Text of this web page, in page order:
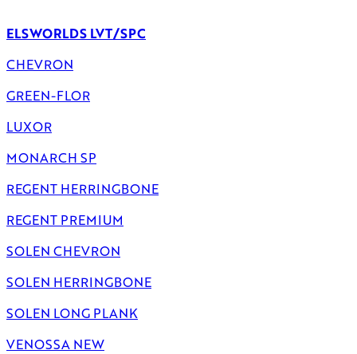
ELSWORLDS LVT/SPC
CHEVRON
GREEN-FLOR
LUXOR
MONARCH SP
REGENT HERRINGBONE
REGENT PREMIUM
SOLEN CHEVRON
SOLEN HERRINGBONE
SOLEN LONG PLANK
VENOSSA NEW